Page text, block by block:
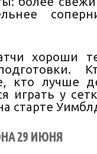
хороши
кто лучше
играть у
старте
29 ИЮНЯ